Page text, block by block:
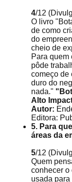
4/12
O livro
de como
do
cheio de
Para quem
pôde
começo de
duro do
nada."
Alto
Autor:
Editora:
5. Para
áreas da
5/12
Quem
conhecer o
usada